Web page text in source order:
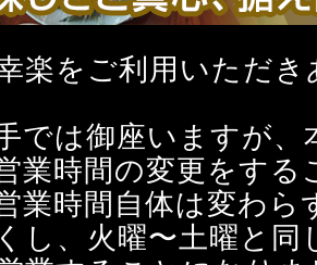
楽をご利用いただ
では御座いますが、
業時間の変更をす
業時間自体は変わら
し、火曜〜土曜と